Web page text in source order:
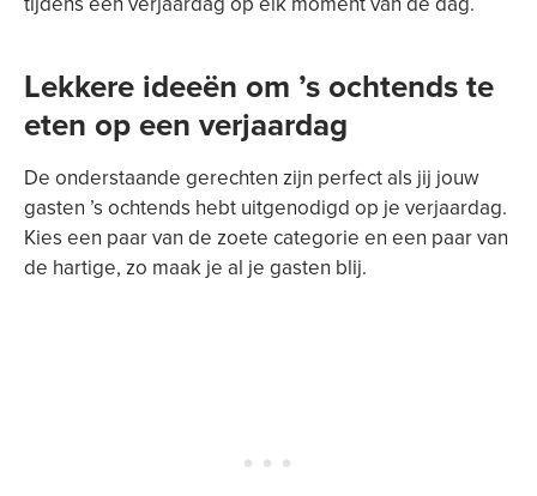
Lekkere ideeën om ’s ochtends te
eten op een verjaardag
De onderstaande gerechten zijn perfect als jij jouw
gasten ’s ochtends hebt uitgenodigd op je verjaardag.
Kies een paar van de zoete categorie en een paar van
de hartige, zo maak je al je gasten blij.